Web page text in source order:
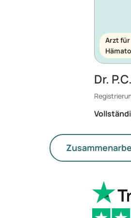
Arzt
Dr.